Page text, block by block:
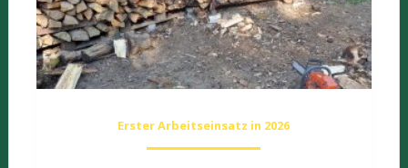
Erster Arbeitseinsatz in 2026